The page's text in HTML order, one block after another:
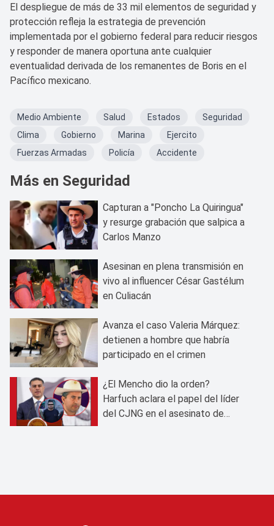
El despliegue de más de 33 mil elementos de seguridad y
protección refleja la estrategia de prevención
implementada por el gobierno federal para reducir riesgos
y responder de manera oportuna ante cualquier
eventualidad derivada de los remanentes de Boris en el
Pacífico mexicano.
Medio Ambiente Salud Estados
Seguridad
Clima
Gobierno Marina
Ejercito
Fuerzas Armadas
Policía Accidente
Más en Seguridad
Capturan a "Poncho La Quiringua"
y resurge grabación que salpica a
Carlos Manzo
Asesinan en plena transmisión en
vivo al influencer César Gastélum
en Culiacán
Avanza el caso Valeria Márquez:
detienen a hombre que habría
participado en el crimen
¿El Mencho dio la orden?
Harfuch aclara el papel del líder
del CJNG en el asesinato de